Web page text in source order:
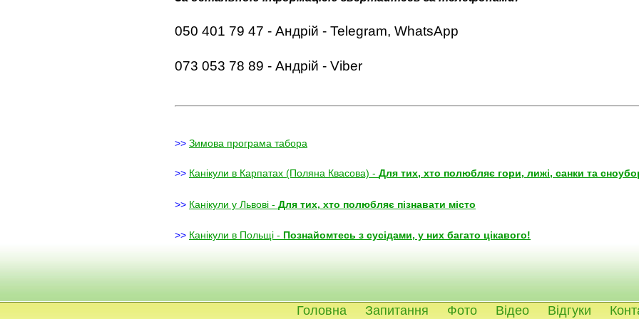
050 401 79 47 - Андрій - Telegram, WhatsApp
073 053 78 89 - Андрій - Viber
>> Зимова програма табора
>> Канікули в Карпатах (Поляна Квасова) - Для тих, хто полюбляє гори, лижі, санки та
>> Канікули у Львові - Для тих, хто полюбляє пізнавати місто
>> Канікули в Польщі - Познайомтесь з сусідами, у них багато цікавого!
Головна Запитання Фото Відео Відгуки